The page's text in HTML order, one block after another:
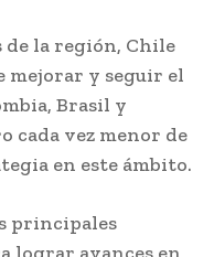
de la región, Chile
mejorar y seguir el
Brasil y
cada vez menor de
en este ámbito.
principales
lograr avances en